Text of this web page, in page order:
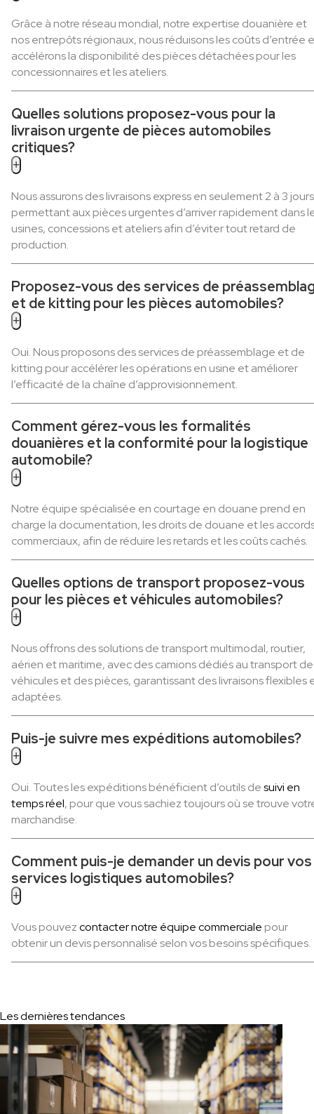
Grâce à notre réseau mondial, notre expertise douanière et
nos entrepôts régionaux, nous réduisons les coûts d’entrée
accélérons la disponibilité des pièces détachées pour les
concessionnaires et les ateliers.
Quelles solutions proposez-vous pour la
livraison urgente de pièces automobiles
critiques?
+
Nous assurons des livraisons express en seulement 2 à 3
permettant aux pièces urgentes d’arriver rapidement dans
usines, concessions et ateliers afin d’éviter tout retard de
production.
Proposez-vous des services de
et de kitting pour les pièces automobiles?
+
Oui. Nous proposons des services de préassemblage et de
kitting pour accélérer les opérations en usine et améliorer
l’efficacité de la chaîne d’approvisionnement.
Comment gérez-vous les formalités
douanières et la conformité pour la logistique
automobile?
+
Notre équipe spécialisée en courtage en douane prend en
charge la documentation, les droits de douane et les
commerciaux, afin de réduire les retards et les coûts cachés.
Quelles options de transport proposez-vous
pour les pièces et véhicules automobiles?
+
Nous offrons des solutions de transport multimodal, routier,
aérien et maritime, avec des camions dédiés au transport
véhicules et des pièces, garantissant des livraisons flexibles
adaptées.
Puis-je suivre mes expéditions automobiles?
+
Oui. Toutes les expéditions bénéficient d’outils desuivi en
temps réel, pour que vous sachiez toujours où se trouve
marchandise.
Comment puis-je demander un devis pour vos
services logistiques automobiles?
+
Vous pouvezcontacter notre équipe commerciale pour
obtenir un devis personnalisé selon vos besoins spécifiques.
Les dernières tendances